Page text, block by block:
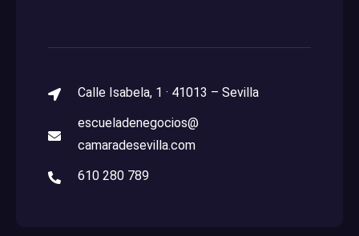
Calle Isabela, 1 · 41013 – Sevilla
escueladenegocios@
camaradesevilla.com
610 280 789